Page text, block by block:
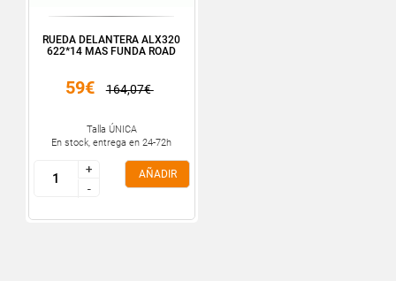
RUEDA DELANTERA ALX320
622*14 MAS FUNDA ROAD
59€ 164,07€
Talla ÚNICA
En stock, entrega en 24-72h
+
-
+
-
AÑADIR